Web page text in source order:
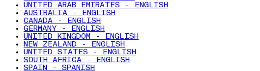
UNITED ARAB EMIRATES - ENGLISH
AUSTRALIA - ENGLISH
CANADA - ENGLISH
GERMANY - ENGLISH
UNITED KINGDOM - ENGLISH
NEW ZEALAND - ENGLISH
UNITED STATES - ENGLISH
SOUTH AFRICA - ENGLISH
SPAIN - SPANISH